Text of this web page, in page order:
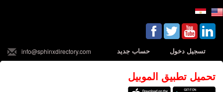
تسجيل دخول حساب جديد info@sphinxdirectory.com
تحميل تطبيق الموبيل